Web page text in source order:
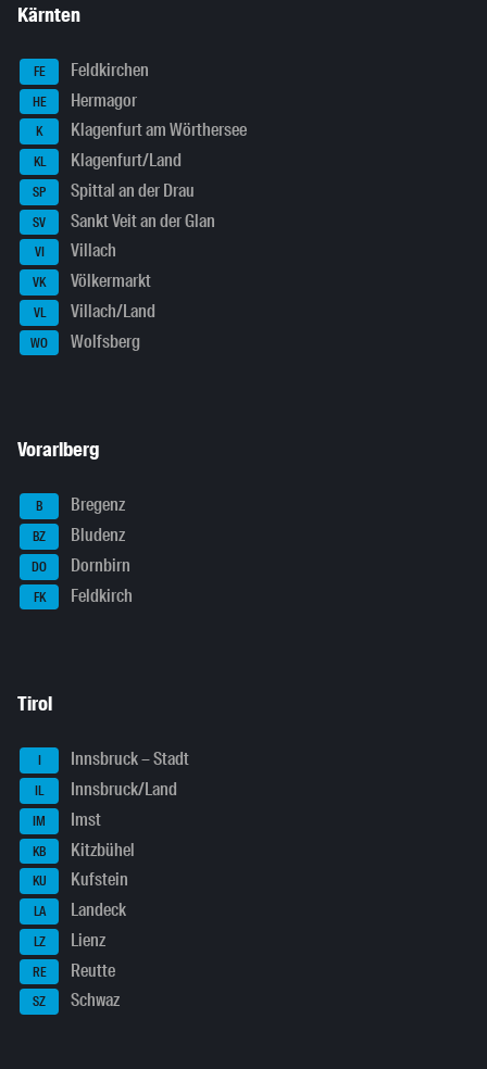
Kärnten
FE Feldkirchen
HE Hermagor
K Klagenfurt am Wörthersee
KL Klagenfurt/Land
SP Spittal an der Drau
SV Sankt Veit an der Glan
VI Villach
VK Völkermarkt
VL Villach/Land
WO Wolfsberg
Vorarlberg
B Bregenz
BZ Bludenz
DO Dornbirn
FK Feldkirch
Tirol
I Innsbruck – Stadt
IL Innsbruck/Land
IM Imst
KB Kitzbühel
KU Kufstein
LA Landeck
LZ Lienz
RE Reutte
SZ Schwaz